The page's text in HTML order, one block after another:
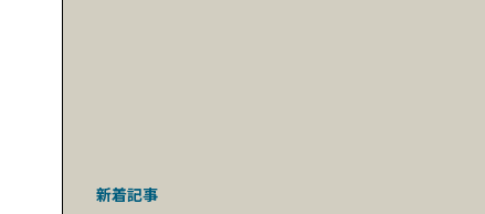
新着記事